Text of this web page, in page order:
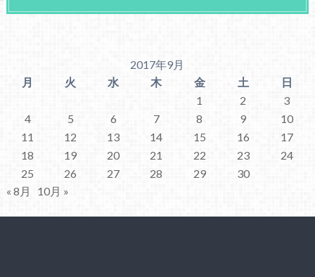
2017年9月
月
火 水 木 金 土
日
1
2
3
4
5 6 7 8 9
10
11
12 13 14 15 16
17
18
19 20 21 22 23
24
25
26 27 28 29
30
« 8月
10月 »